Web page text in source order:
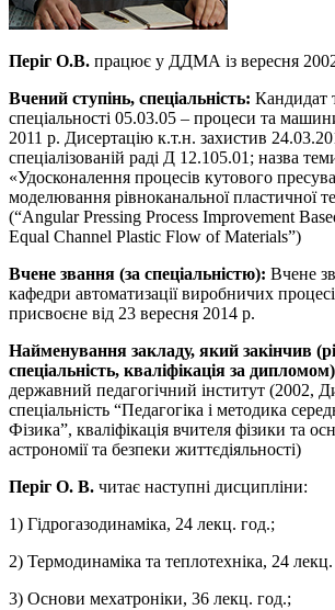
Періг О.В. працює у ДДМА із вересня
Вчений ступінь, спеціальність: Кандидат
спеціальності 05.03.05 – процеси та
2011 р. Дисертацію к.т.н. захистив
спеціалізованій раді Д 12.105.01; назва
«Удосконалення процесів кутового
моделювання рівноканальної пластичної
(“Angular Pressing Process Improvement
Equal Channel Plastic Flow of Materials”)
Вчене звання (за спеціальністю): Вчене
кафедри автоматизації виробничих
присвоєне від 23 вересня 2014 р.
Найменування закладу, який закінчив
спеціальність, кваліфікація за
державний педагогічний інститут (2002,
спеціальність “Педагогіка і методика
Фізика”, кваліфікація вчителя фізики та
астрономії та безпеки життєдіяльності)
Періг О. В. читає наступні дисципліни:
1) Гідрогазодинаміка, 24 лекц. год.;
2) Термодинаміка та теплотехніка, 24
3) Основи мехатроніки, 36 лекц. год.;